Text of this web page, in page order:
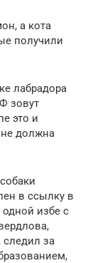
а кота
получили
лабрадора
зовут
это и
не должна
в ссылку в
избе с
следил за